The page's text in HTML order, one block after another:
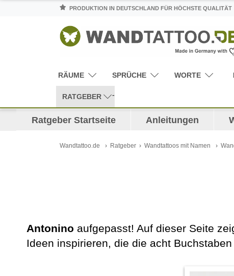
PRODUKTION IN DEUTSCHLAND FÜR HÖCHSTE QUALITÄT
RÄUME SPRÜCHE WORTE
RATGEBER
Ratgeber Startseite Anleitungen
Wandtattoo.de Ratgeber Wandtattoos mit Namen
Antonino aufgepasst! Auf dieser Seite
Ideen inspirieren, die die acht